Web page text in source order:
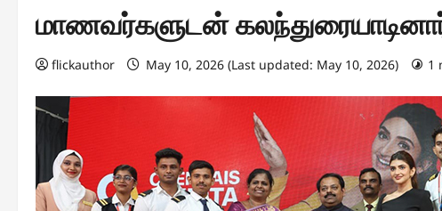
மாணவர்களுடன்
flickauthor May 10, 2026 (Last updated: May 10, 2026) 1